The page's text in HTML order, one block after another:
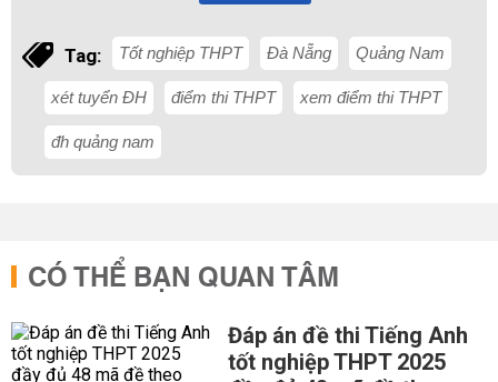
Tag: Tốt nghiệp THPT Đà Nẵng Quảng Nam
xét tuyển ĐH điểm thi THPT xem điểm thi THPT
đh quảng nam
CÓ THỂ BẠN QUAN TÂM
Đáp án đề thi Tiếng Anh
tốt nghiệp THPT 2025